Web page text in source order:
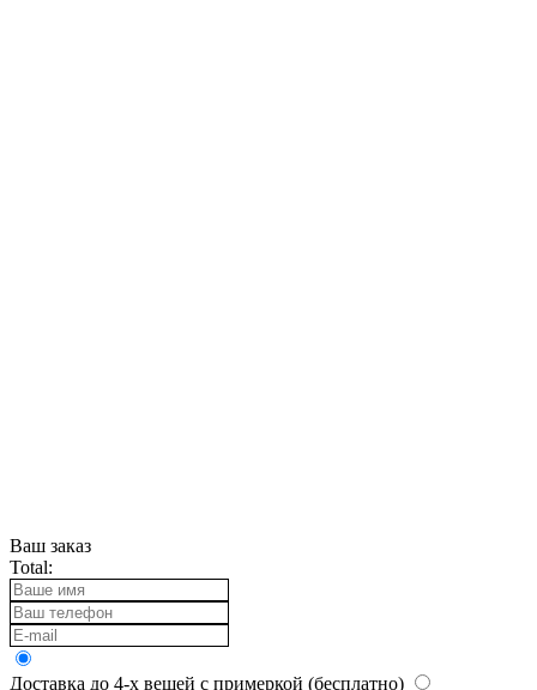
Ваш заказ
Total:
Доставка до 4-х вещей с примеркой (бесплатно)